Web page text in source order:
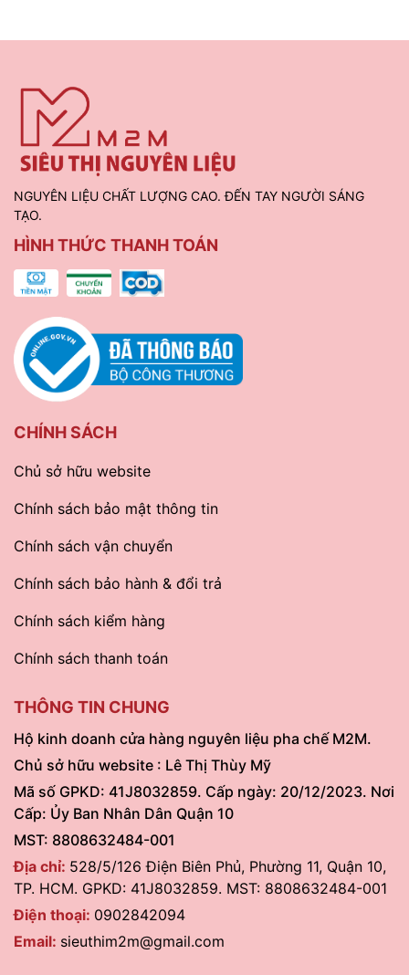
NGUYÊN LIỆU CHẤT LƯỢNG CAO. ĐẾN TAY NGƯỜI SÁNG
TẠO.
HÌNH THỨC THANH TOÁN
CHÍNH SÁCH
Chủ sở hữu website
Chính sách bảo mật thông tin
Chính sách vận chuyển
Chính sách bảo hành & đổi trả
Chính sách kiểm hàng
Chính sách thanh toán
THÔNG TIN CHUNG
Hộ kinh doanh cửa hàng nguyên liệu pha chế M2M.
Chủ sở hữu website : Lê Thị Thùy Mỹ
Mã số GPKD: 41J8032859. Cấp ngày: 20/12/2023. Nơi
Cấp: Ủy Ban Nhân Dân Quận 10
MST: 8808632484-001
Địa chỉ: 528/5/126 Điện Biên Phủ, Phường 11, Quận 10,
TP. HCM. GPKD: 41J8032859. MST: 8808632484-001
Điện thoại: 0902842094
Email: sieuthim2m@gmail.com